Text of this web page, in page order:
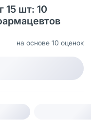
15 шт: 10
на основе 10 оценок